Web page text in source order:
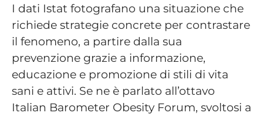
I dati Istat fotografano una situazione che
richiede strategie concrete per contrastare
il fenomeno, a partire dalla sua
prevenzione grazie a informazione,
educazione e promozione di stili di vita
sani e attivi. Se ne è parlato all’ottavo
Italian Barometer Obesity Forum, svoltosi a